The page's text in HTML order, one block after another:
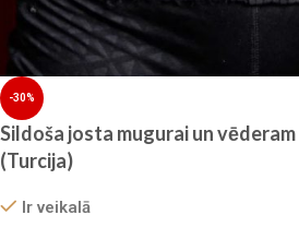
-30%
Sildoša josta mugurai un
(Turcija)
Ir veikalā